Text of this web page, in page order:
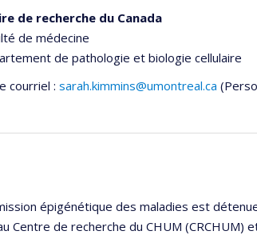
de recherche du Canada
de médecine
de pathologie et biologie cellulaire
courriel : sarah.kimmins@umontreal.ca
épigénétique des maladies est
Centre de recherche du CHUM (CRCHUM)